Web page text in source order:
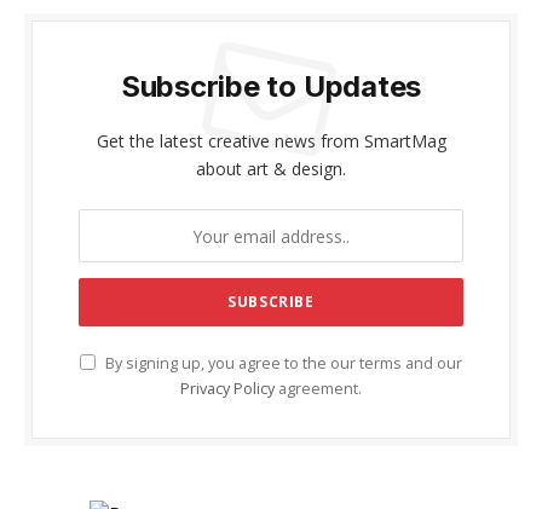
Subscribe to Updates
Get the latest creative news from SmartMag
about art & design.
By signing up, you agree to the our terms and our
Privacy Policy agreement.